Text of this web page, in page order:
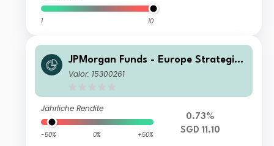
1 10
JPMorgan Funds - Europe Strategic
Value Fund C (acc) SGD Hedged
Valor: 15300261
Jährliche Rendite
-50% 0% +50%
0.73%
SGD 11.10